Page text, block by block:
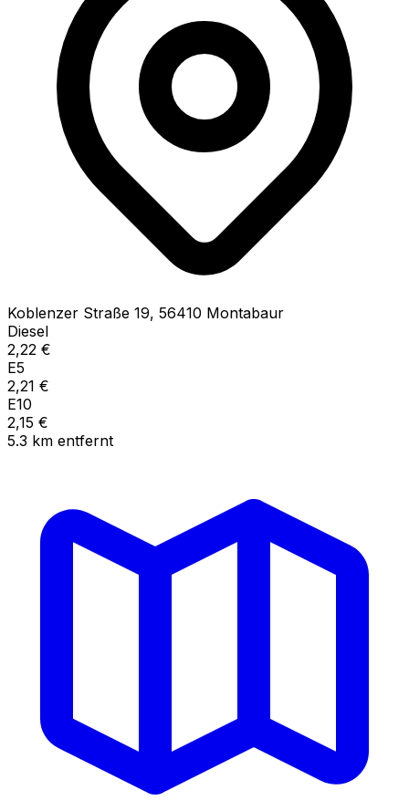
Koblenzer Straße 19, 56410 Montabaur
Diesel
2,22 €
E5
2,21 €
E10
2,15 €
5.3 km entfernt